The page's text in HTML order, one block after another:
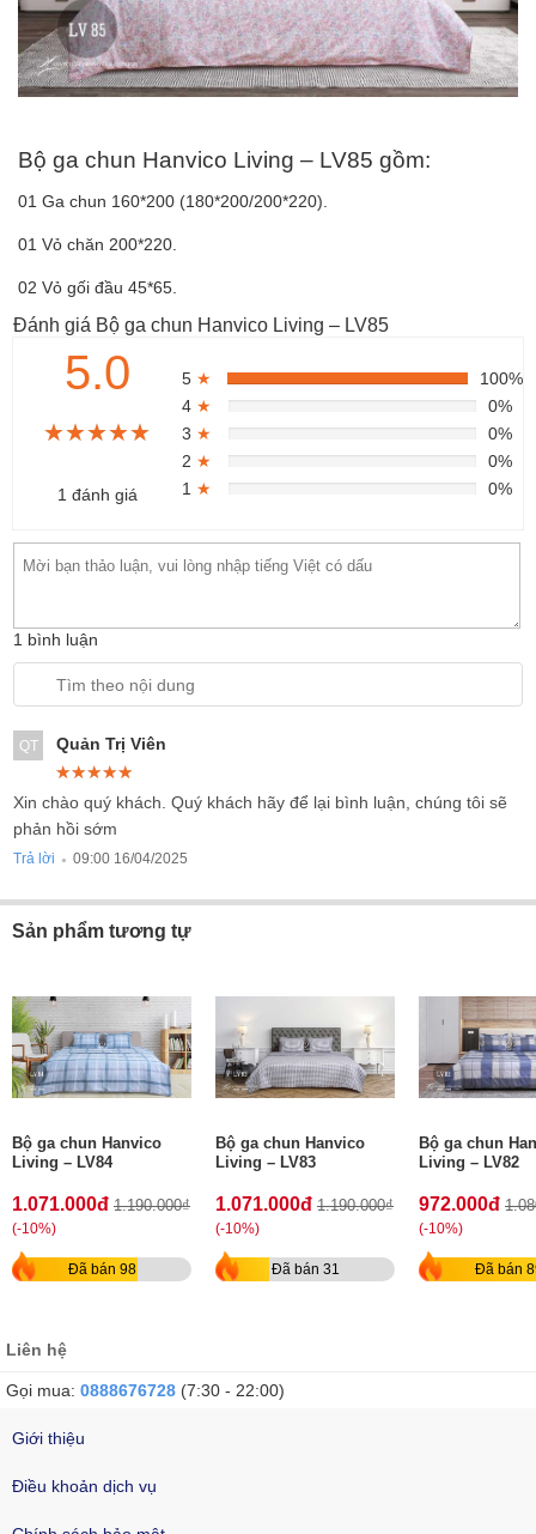
Bộ ga chun Hanvico Living – LV85 gồm:
01 Ga chun 160*200 (180*200/200*220).
01 Vỏ chăn 200*220.
02 Vỏ gối đầu 45*65.
Đánh giá Bộ ga chun Hanvico Living – LV85
5.0
★★★★★
★★★★★
★★★★★
1 đánh giá
5 ★
100%
4 ★
0%
3 ★
0%
2 ★
0%
1 ★ 0%
1 bình luận
QT Quản Trị Viên
★★★★★
★★★★★
★★★★★
Xin chào quý khách. Quý khách hãy để lại bình luận, chúng tôi sẽ
phản hồi sớm
Trả lời ● 09:00 16/04/2025
Sản phẩm tương tự
Bộ ga chun Hanvico
Living – LV84
1.071.000đ 1.190.000₫
(-10%)
Đã bán 98
Bộ ga chun Hanvico
Living – LV83
1.071.000đ 1.190.000₫
(-10%)
Đã bán 31
Bộ ga chun
Living – LV82
972.000đ
(-10%)
Đã bán
Liên hệ
Gọi mua: 0888676728 (7:30 - 22:00)
Giới thiệu
Điều khoản dịch vụ